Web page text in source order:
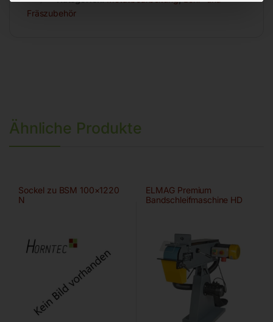
Fräszubehör
Ähnliche Produkte
Sockel zu BSM 100×1220
N
ELMAG Premium
Bandschleifmaschine HD